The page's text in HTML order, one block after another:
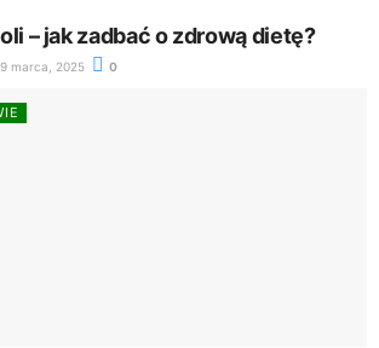
– jak zadbać o zdrową dietę?
marca, 2025 0